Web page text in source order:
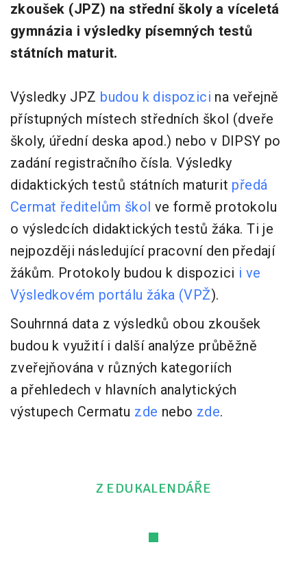
zkoušek (JPZ) na střední školy a víceletá
gymnázia i výsledky písemných testů
státních maturit.
Výsledky JPZ budou k dispozici na veřejně
přístupných místech středních škol (dveře
školy, úřední deska apod.) nebo v DIPSY po
zadání registračního čísla. Výsledky
didaktických testů státních maturit předá
Cermat ředitelům škol ve formě protokolu
o výsledcích didaktických testů žáka. Ti je
nejpozději následující pracovní den předají
žákům. Protokoly budou k dispozici i ve
Výsledkovém portálu žáka (VPŽ).
Souhrnná data z výsledků obou zkoušek
budou k využití i další analýze průběžně
zveřejňována v různých kategoriích
a přehledech v hlavních analytických
výstupech Cermatu zde nebo zde.
Z EDUKALENDÁŘE